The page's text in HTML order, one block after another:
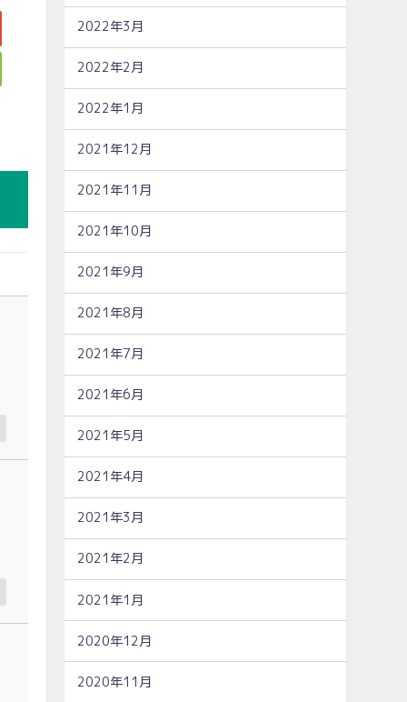
2022年3月
2022年2月
2022年1月
2021年12月
2021年11月
2021年10月
2021年9月
2021年8月
2021年7月
2021年6月
2021年5月
2021年4月
2021年3月
2021年2月
2021年1月
2020年12月
2020年11月